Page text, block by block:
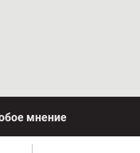
мнение